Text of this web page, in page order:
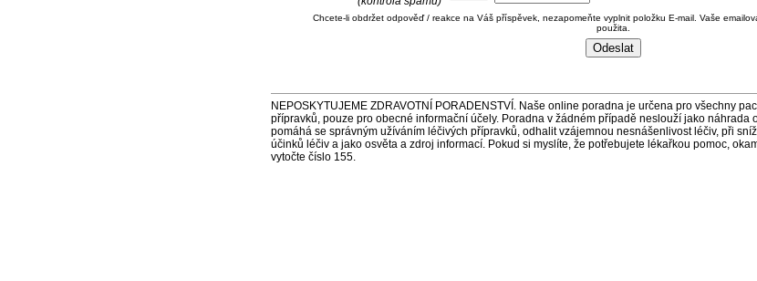
Chcete-li obdržet odpověď / reakce na Váš příspěvek, nezapomeňte vyplnit položku E-mail. Vaše
použita.
NEPOSKYTUJEME ZDRAVOTNÍ PORADENSTVÍ. Naše online poradna je určena pro všechny
přípravků, pouze pro obecné informační účely. Poradna v žádném případě neslouží jako náhrada
pomáhá se správným užíváním léčivých přípravků, odhalit vzájemnou nesnášenlivost léčiv, při
účinků léčiv a jako osvěta a zdroj informací. Pokud si myslíte, že potřebujete lékařkou pomoc,
vytočte číslo 155.